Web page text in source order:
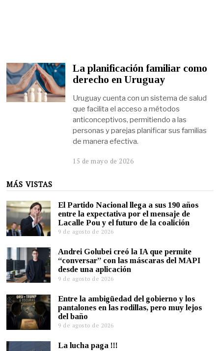
La planificación familiar como
derecho en Uruguay
Uruguay cuenta con un sistema de salud
que facilita el acceso a métodos
anticonceptivos, permitiendo a las
personas y parejas planificar sus familias
de manera efectiva.
15 de mayo de 2026
MÁS VISTAS
El Partido Nacional llega a sus 190 años
entre la expectativa por el mensaje de
Lacalle Pou y el futuro de la coalición
9 de agosto de 2026
Andrei Golubei creó la IA que permite
“conversar” con las máscaras del MAPI
desde una aplicación
9 de agosto de 2026
Entre la ambigüedad del gobierno y los
pantalones en las rodillas, pero muy lejos
del baño
9 de agosto de 2026
La lucha paga !!!